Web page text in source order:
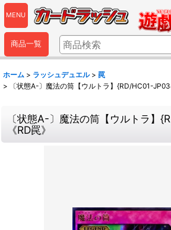
MENU
商品一覧
ホーム > ラッシュデュエル > 罠
>
〔状態A-〕魔法の筒【ウルトラ】{RD/HC01-
〔状態A-〕魔法の筒【ウルトラ】
《RD罠》